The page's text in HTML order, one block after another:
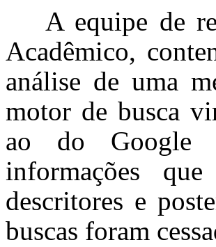
A equipe de
Acadêmico,
análise de uma
motor de busca
ao do Google
informações
descritores e
buscas foram